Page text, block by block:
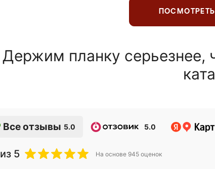
Держим планку
Все отзывы 5.0 5.0
из 5 На основе 945 оценок